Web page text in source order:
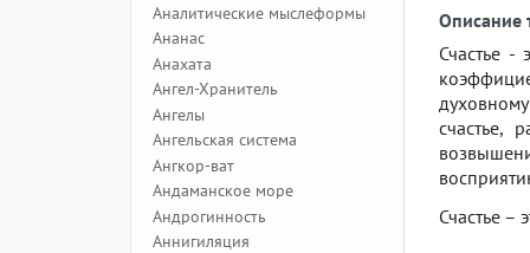
Аналитические мыслеформы
Ананас
Анахата
Ангел-Хранитель
Ангелы
Ангельская система
Ангкор-ват
Андаманское море
Андрогинность
Аннигиляция
Описание
Счастье -
счастье,
Счастье –